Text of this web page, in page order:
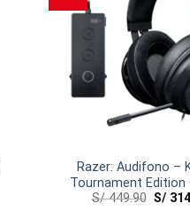
Razer: Audifono –
Tournament Edition
S/449.90 S/